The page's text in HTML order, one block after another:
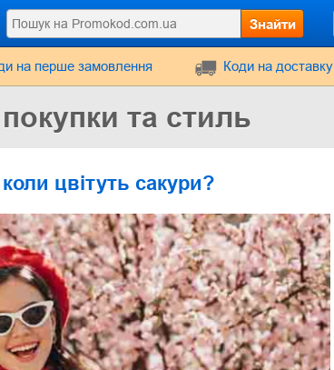
Знайти
на перше замовлення Коди на доставку
та стиль
цвітуть сакури?